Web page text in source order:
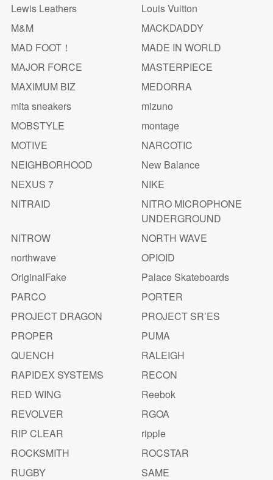
Lewis Leathers
Louis Vuitton
M&M
MACKDADDY
MAD FOOT！
MADE IN WORLD
MAJOR FORCE
MASTERPIECE
MAXIMUM BIZ
MEDORRA
mita sneakers
mizuno
MOBSTYLE
montage
MOTIVE
NARCOTIC
NEIGHBORHOOD
New Balance
NEXUS 7
NIKE
NITRAID
NITRO MICROPHONE
UNDERGROUND
NITROW
NORTH WAVE
northwave
OPIOID
OriginalFake
Palace Skateboards
PARCO
PORTER
PROJECT DRAGON
PROJECT SR’ES
PROPER
PUMA
QUENCH
RALEIGH
RAPIDEX SYSTEMS
RECON
RED WING
Reebok
REVOLVER
RGOA
RIP CLEAR
ripple
ROCKSMITH
ROCSTAR
RUGBY
SAME